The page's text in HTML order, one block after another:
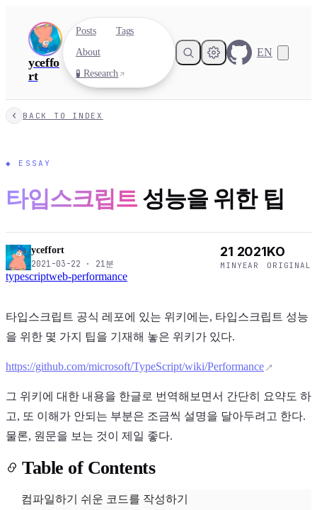
yceffo
rt
Posts
Tags
About
🧪 Research
EN
Light Dark System
BACK TO INDEX
◆ ESSAY
타입스크립트 성능을 위한 팁
yceffort
2021-03-22 · 21분
21
MIN
2021
YEAR
KO
ORIGINAL
typescriptweb-performance
타입스크립트 공식 레포에 있는 위키에는, 타입스크립트 성능
을 위한 몇 가지 팁을 기재해 놓은 위키가 있다.
https://github.com/microsoft/TypeScript/wiki/Performance
그 위키에 대한 내용을 한글로 번역해보면서 간단히 요약도 하
고, 또 이해가 안되는 부분은 조금씩 설명을 달아두려고 한다.
물론, 원문을 보는 것이 제일 좋다.
Table of Contents
컴파일하기 쉬운 코드를 작성하기